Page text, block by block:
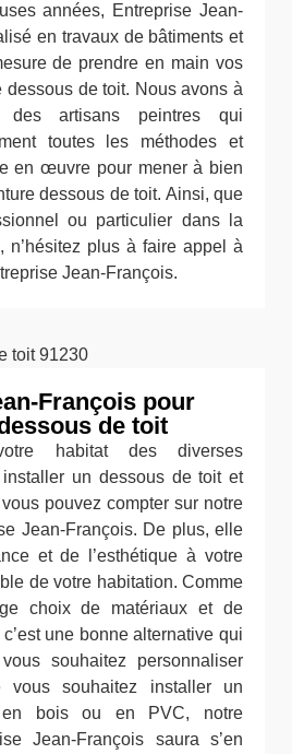
années, Entreprise Jean-
en travaux de bâtiments et
de prendre en main vos
dessous de toit. Nous avons à
des artisans peintres qui
toutes les méthodes et
en œuvre pour mener à bien
dessous de toit. Ainsi, que
ou particulier dans la
n’hésitez plus à faire appel à
Jean-François.
François pour
de toit
habitat des diverses
installer un dessous de toit et
pouvez compter sur notre
Jean-François. De plus, elle
et de l’esthétique à votre
de votre habitation. Comme
choix de matériaux et de
une bonne alternative qui
souhaitez personnaliser
vous souhaitez installer un
bois ou en PVC, notre
Jean-François saura s’en